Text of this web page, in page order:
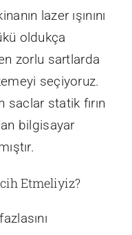
lazer ışınını
oldukça
zorlu sartlarda
seçiyoruz.
statik fırın
bilgisayar
Etmeliyiz?